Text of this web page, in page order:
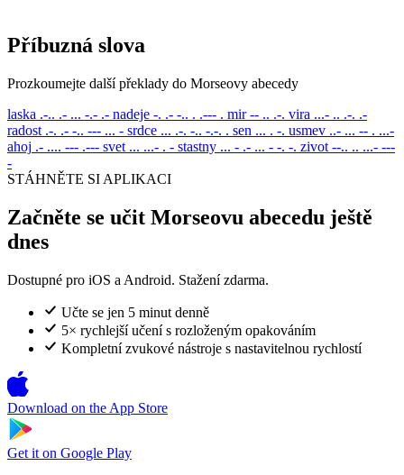
Příbuzná slova
Prozkoumejte další překlady do Morseovy abecedy
laska .-.. .- ... -.- .- nadeje -. .- -.. . .--- . mir -- .. .-. vira ...- .. .-. .-
radost .-. .- -.. --- ... - srdce ... .-. -.. -.-. . sen ... . -. usmev ..- ... -- . ...-
ahoj .- .... --- .--- svet ... ...- . - stastny ... - .- ... - -. -. zivot --.. .. ...- ---
-
STÁHNĚTE SI APLIKACI
Začněte se učit Morseovu abecedu ještě
dnes
Dostupné pro iOS a Android. Stažení zdarma.
Učte se jen 5 minut denně
5× rychlejší učení s rozloženým opakováním
Kompletní zvukové nástroje s nastavitelnou rychlostí
Download on the App Store
Get it on Google Play